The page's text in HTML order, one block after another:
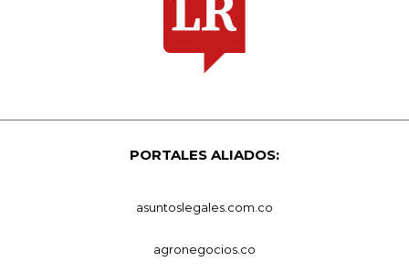
PORTALES ALIADOS:
asuntoslegales.com.co
agronegocios.co